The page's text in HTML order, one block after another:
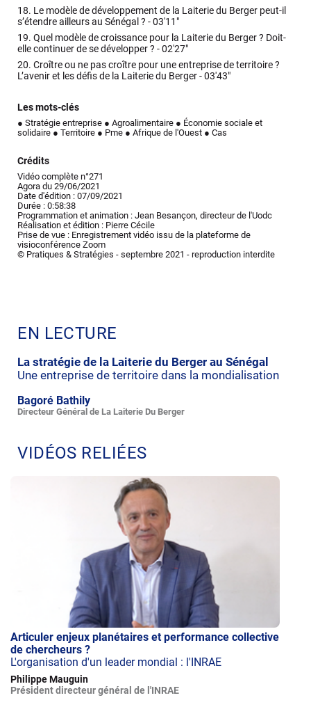
18. Le modèle de développement de la Laiterie du Berger peut-il
s’étendre ailleurs au Sénégal ? -03'11"
19. Quel modèle de croissance pour la Laiterie du Berger ? Doit-
elle continuer de se développer ? -02'27"
20. Croître ou ne pas croître pour une entreprise de territoire ?
L’avenir et les défis de la Laiterie du Berger -03'43"
Les mots-clés
● Stratégie entreprise ● Agroalimentaire ● Économie sociale et
solidaire ● Territoire ● Pme ● Afrique de l'Ouest ● Cas
Crédits
Vidéo complète n°271
Agora du 29/06/2021
Date d'édition : 07/09/2021
Durée : 0:58:38
Programmation et animation : Jean Besançon, directeur de l'Uodc
Réalisation et édition : Pierre Cécile
Prise de vue : Enregistrement vidéo issu de la plateforme de
visioconférence Zoom
© Pratiques & Stratégies - septembre 2021 - reproduction interdite
EN LECTURE
La stratégie de la Laiterie du Berger au Sénégal
Une entreprise de territoire dans la mondialisation
Bagoré Bathily
Directeur Général de La Laiterie Du Berger
VIDÉOS RELIÉES
Articuler enjeux planétaires et performance collective
de chercheurs ?
L'organisation d'un leader mondial : l'INRAE
Philippe Mauguin
Président directeur général de l'INRAE